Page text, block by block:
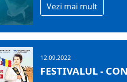
Vezi mai mult
12.09.2022
FESTIVALUL -